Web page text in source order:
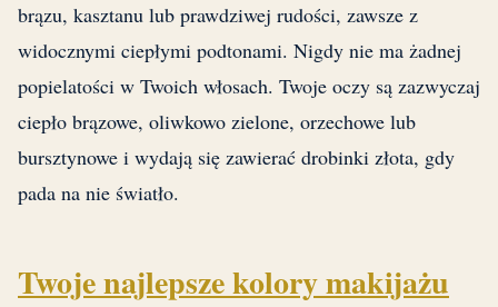
brązu, kasztanu lub prawdziwej rudości, zawsze z
widocznymi ciepłymi podtonami. Nigdy nie ma żadnej
popielatości w Twoich włosach. Twoje oczy są zazwyczaj
ciepło brązowe, oliwkowo zielone, orzechowe lub
bursztynowe i wydają się zawierać drobinki złota, gdy
pada na nie światło.
Twoje najlepsze kolory makijażu